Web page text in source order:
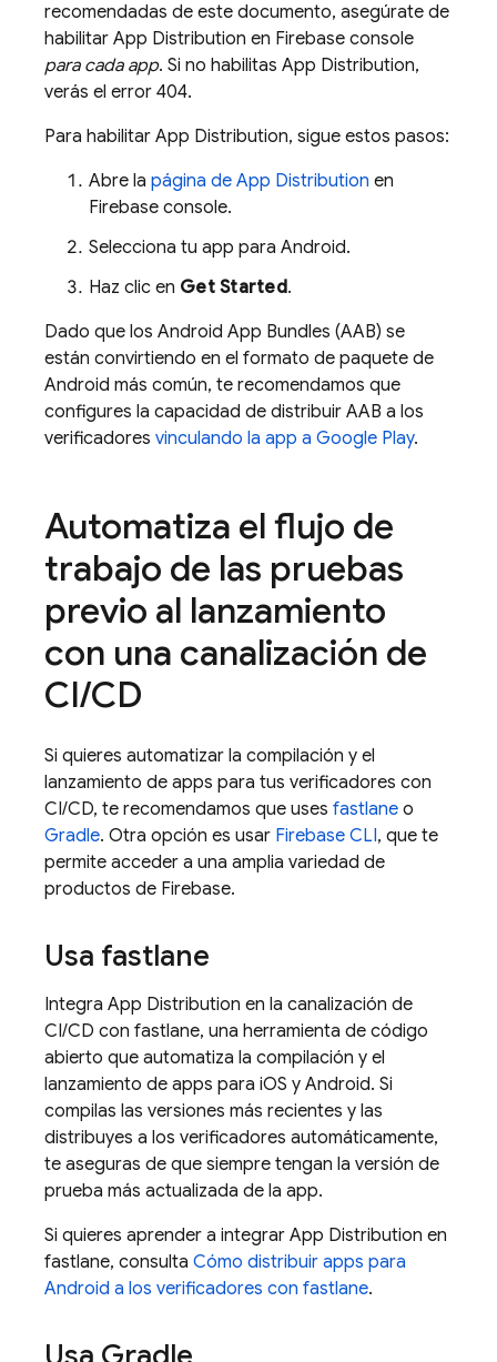
recomendadas de este documento, asegúrate de
habilitar App Distribution en Firebase console
para cada app. Si no habilitas App Distribution,
verás el error 404.
Para habilitar App Distribution, sigue estos pasos:
Abre la página de App Distribution en
Firebase console.
Selecciona tu app para Android.
Haz clic en Get Started.
Dado que los Android App Bundles (AAB) se
están convirtiendo en el formato de paquete de
Android más común, te recomendamos que
configures la capacidad de distribuir AAB a los
verificadores vinculando la app a Google Play.
Automatiza el flujo de
trabajo de las pruebas
previo al lanzamiento
con una canalización de
CI/CD
Si quieres automatizar la compilación y el
lanzamiento de apps para tus verificadores con
CI/CD, te recomendamos que uses fastlane o
Gradle. Otra opción es usar Firebase CLI, que te
permite acceder a una amplia variedad de
productos de Firebase.
Usa fastlane
Integra App Distribution en la canalización de
CI/CD con fastlane, una herramienta de código
abierto que automatiza la compilación y el
lanzamiento de apps para iOS y Android. Si
compilas las versiones más recientes y las
distribuyes a los verificadores automáticamente,
te aseguras de que siempre tengan la versión de
prueba más actualizada de la app.
Si quieres aprender a integrar App Distribution en
fastlane, consulta Cómo distribuir apps para
Android a los verificadores con fastlane.